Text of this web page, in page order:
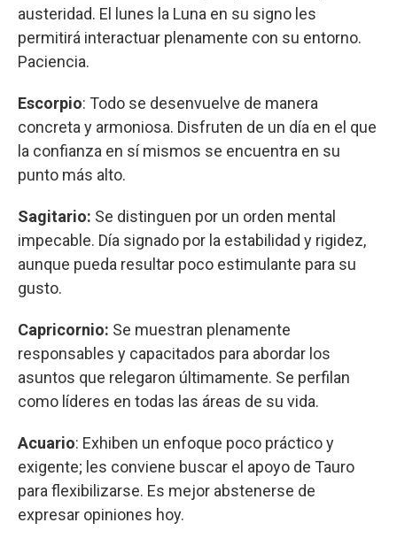
austeridad. El lunes la Luna en su signo les
permitirá interactuar plenamente con su entorno.
Paciencia.
Escorpio: Todo se desenvuelve de manera
concreta y armoniosa. Disfruten de un día en el que
la confianza en sí mismos se encuentra en su
punto más alto.
Sagitario: Se distinguen por un orden mental
impecable. Día signado por la estabilidad y rigidez,
aunque pueda resultar poco estimulante para su
gusto.
Capricornio: Se muestran plenamente
responsables y capacitados para abordar los
asuntos que relegaron últimamente. Se perfilan
como líderes en todas las áreas de su vida.
Acuario: Exhiben un enfoque poco práctico y
exigente; les conviene buscar el apoyo de Tauro
para flexibilizarse. Es mejor abstenerse de
expresar opiniones hoy.